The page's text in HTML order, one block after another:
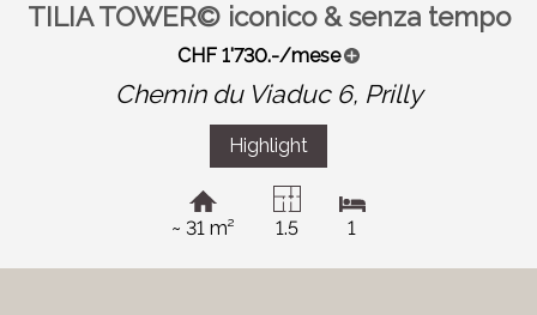
TILIA TOWER© iconico & senza tempo
CHF 1'730.-/mese
Chemin du Viaduc 6, Prilly
Highlight
~ 31 m² 1.5 1